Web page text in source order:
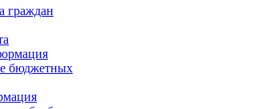
граждан
бюджетных